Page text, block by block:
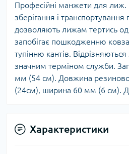
Професійні манжети для лиж.
зберігання і транспортування
дозволяють лижам тертись
запобігає пошкодженню
тупінню кантів. Відрізняються
значним терміном служби.
мм (54 см). Довжина
(24см), ширина 60 мм (6 см).
Характеристики